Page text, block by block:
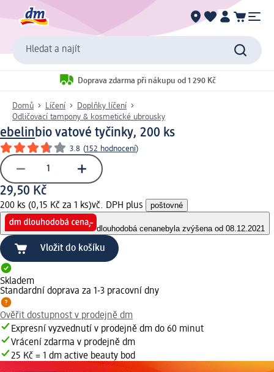
Hledat a najít
Doprava zdarma při nákupu od 1 290 Kč
Domů Líčení
Doplňky líčení
Odličovací tampony & kosmetické ubrousky
ebelinbio vatové tyčinky, 200 ks
3.8 (152 hodnocení)
29,50 Kč
200 ks (0,15 Kč za 1 ks)vč. DPH plus poštovné
dlouhodobá cenanebyla zvýšena od 08.12.2021
Vložit do košíku
Skladem
Standardní doprava za 1-3 pracovní dny
Ověřit dostupnost v prodejně dm
Expresní vyzvednutí v prodejně dm do 60 minut
Vrácení zdarma v prodejně dm
25 Kč = 1 dm active beauty bod